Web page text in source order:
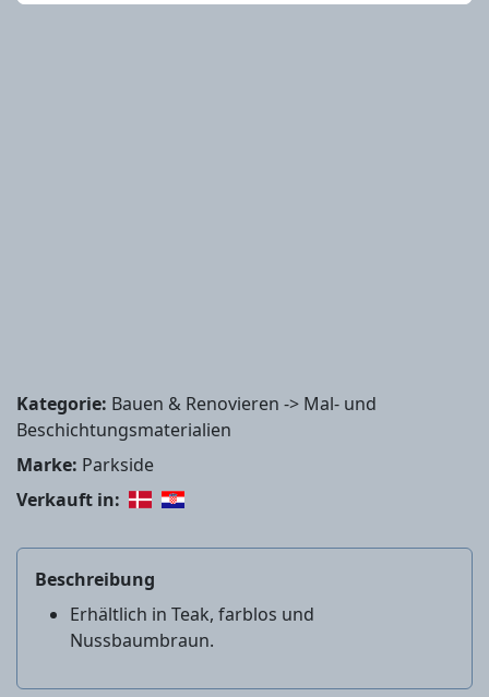
Kategorie: Bauen & Renovieren -> Mal- und
Beschichtungsmaterialien
Marke: Parkside
Verkauft in:
Beschreibung
Erhältlich in Teak, farblos und
Nussbaumbraun.